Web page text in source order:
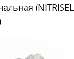
(NITRISEL